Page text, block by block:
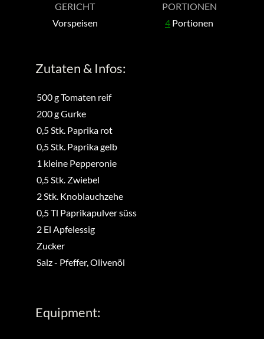
GERICHT
Vorspeisen
PORTIONEN
4 Portionen
Zutaten & Infos:
500gTomaten reif
200gGurke
0,5Stk. Paprika rot
0,5Stk. Paprika gelb
1 kleine Pepperonie
0,5Stk. Zwiebel
2Stk. Knoblauchzehe
0,5Tl Paprikapulver süss
2 El Apfelessig
Zucker
Salz- Pfeffer, Olivenöl
Equipment: